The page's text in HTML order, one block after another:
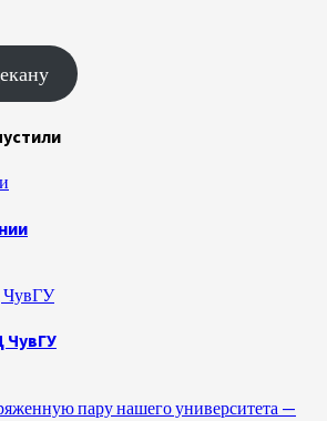
ЧувГУ
пару нашего университета —